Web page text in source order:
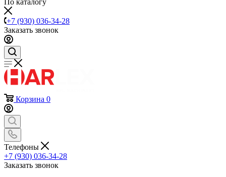
По каталогу
+7 (930) 036-34-28
Заказать звонок
Корзина 0
Телефоны
+7 (930) 036-34-28
Заказать звонок